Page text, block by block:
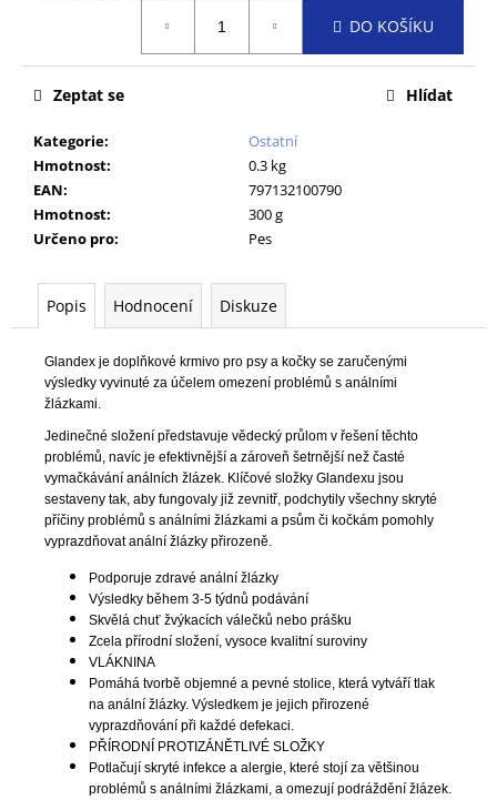
DO KOŠÍKU
Kategorie:
Ostatní
Hmotnost:
0.3 kg
EAN:
797132100790
Hmotnost:
300 g
Určeno pro: Pes
Zeptat se Hlídat
Popis Hodnocení Diskuze
Glandex je doplňkové krmivo pro psy a kočky se zaručenými
výsledky vyvinuté za účelem omezení problémů s análními
žlázkami.
Jedinečné složení představuje vědecký průlom v řešení těchto
problémů, navíc je efektivnější a zároveň šetrnější než časté
vymačkávání análních žlázek. Klíčové složky Glandexu jsou
sestaveny tak, aby fungovaly již zevnitř, podchytily všechny skryté
příčiny problémů s análními žlázkami a psům či kočkám pomohly
vyprazdňovat anální žlázky přirozeně.
Podporuje zdravé anální žlázky
Výsledky během 3-5 týdnů podávání
Skvělá chuť žvýkacích válečků nebo prášku
Zcela přírodní složení, vysoce kvalitní suroviny
VLÁKNINA
Pomáhá tvorbě objemné a pevné stolice, která vytváří tlak
na anální žlázky. Výsledkem je jejich přirozené
vyprazdňování při každé defekaci.
PŘÍRODNÍ PROTIZÁNĚTLIVÉ SLOŽKY
Potlačují skryté infekce a alergie, které stojí za většinou
problémů s análními žlázkami, a omezují podráždění žlázek.
e
m
e
C.E.T.ZUBNÍ
PASTA
ENZYMATICKÁ
DRŮBEŽÍ
70G
195
Původně:
277